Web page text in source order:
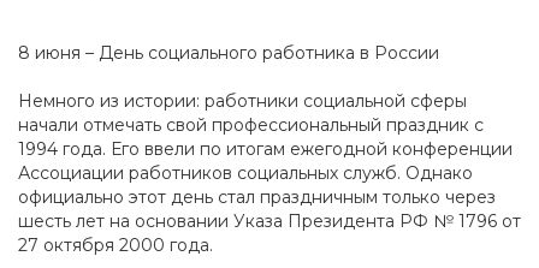
8 июня – День социального работника в России
Немного из истории: работники социальной сферы
начали отмечать свой профессиональный праздник с
1994 года. Его ввели по итогам ежегодной конференции
Ассоциации работников социальных служб. Однако
официально этот день стал праздничным только через
шесть лет на основании Указа Президента РФ № 1796 от
27 октября 2000 года.